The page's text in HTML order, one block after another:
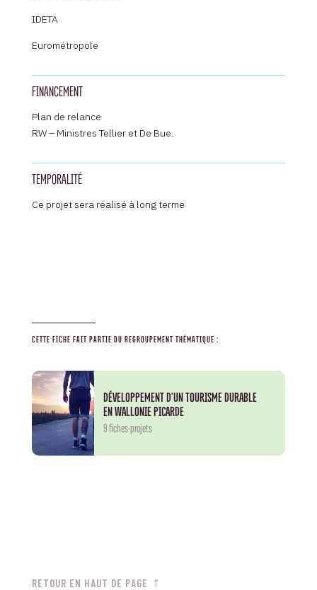
IDETA
Eurométropole
FINANCEMENT
Plan de relance
RW – Ministres Tellier et De Bue.
TEMPORALITÉ
Ce projet sera réalisé à long terme
CETTE FICHE FAIT PARTIE DU REGROUPEMENT THÉMATIQUE :
DÉVELOPPEMENT D'UN TOURISME DURABLE
EN WALLONIE PICARDE
9 fiches-projets
RETOUR EN HAUT DE PAGE